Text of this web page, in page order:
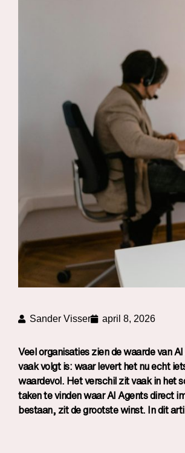
Sander Visser april 8, 2026
Veel organisaties zien de waarde van
vaak volgt is: waar levert het nu echt
waardevol. Het verschil zit vaak in het
taken te vinden waar AI Agents direct
bestaan, zit de grootste winst. In dit